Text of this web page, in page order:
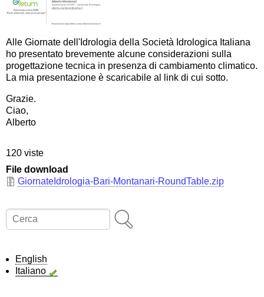
Alle Giornate dell'Idrologia della Società Idrologica Italiana
ho presentato brevemente alcune considerazioni sulla
progettazione tecnica in presenza di cambiamento climatico.
La mia presentazione è scaricabile al link di cui sotto.
Grazie.
Ciao,
Alberto
120 viste
File download
GiornateIdrologia-Bari-Montanari-RoundTable.zip
Cerca
English
Italiano